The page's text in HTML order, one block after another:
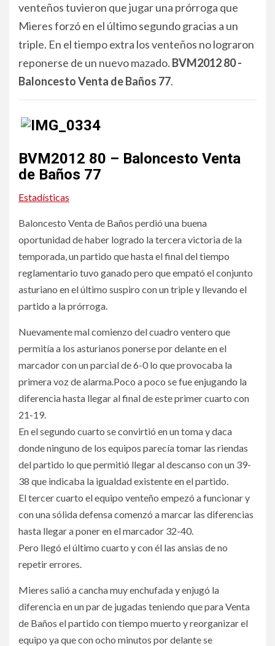
venteños tuvieron que jugar una prórroga que
Mieres forzó en el último segundo gracias a un
triple. En el tiempo extra los venteños no lograron
reponerse de un nuevo mazado. BVM2012 80 -
Baloncesto Venta de Baños 77.
BVM2012 80 – Baloncesto Venta
de Baños 77
Estadísticas
Baloncesto Venta de Baños perdió una buena
oportunidad de haber logrado la tercera victoria de la
temporada, un partido que hasta el final del tiempo
reglamentario tuvo ganado pero que empató el conjunto
asturiano en el último suspiro con un triple y llevando el
partido a la prórroga.
Nuevamente mal comienzo del cuadro ventero que
permitía a los asturianos ponerse por delante en el
marcador con un parcial de 6-0 lo que provocaba la
primera voz de alarma.Poco a poco se fue enjugando la
diferencia hasta llegar al final de este primer cuarto con
21-19.
En el segundo cuarto se convirtió en un toma y daca
donde ninguno de los equipos parecía tomar las riendas
del partido lo que permitió llegar al descanso con un 39-
38 que indicaba la igualdad existente en el partido.
El tercer cuarto el equipo venteño empezó a funcionar y
con una sólida defensa comenzó a marcar las diferencias
hasta llegar a poner en el marcador 32-40.
Pero llegó el último cuarto y con él las ansias de no
repetir errores.
Mieres salió a cancha muy enchufada y enjugó la
diferencia en un par de jugadas teniendo que para Venta
de Baños el partido con tiempo muerto y reorganizar el
equipo ya que con ocho minutos por delante se